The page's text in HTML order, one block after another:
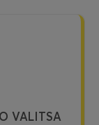
VALITSA